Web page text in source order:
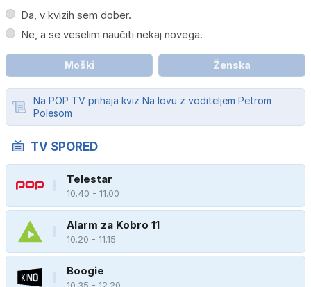
Da, v kvizih sem dober.
Ne, a se veselim naučiti nekaj novega.
Moški Ženska
Na POP TV prihaja kviz Na lovu z voditeljem Petrom
Polesom
TV SPORED
Telestar
10.40 - 11.00
Alarm za Kobro 11
10.20 - 11.15
Boogie
10.35 - 12.20